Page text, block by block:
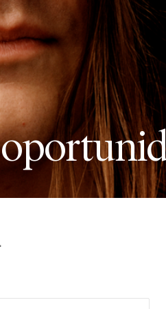
oportuni